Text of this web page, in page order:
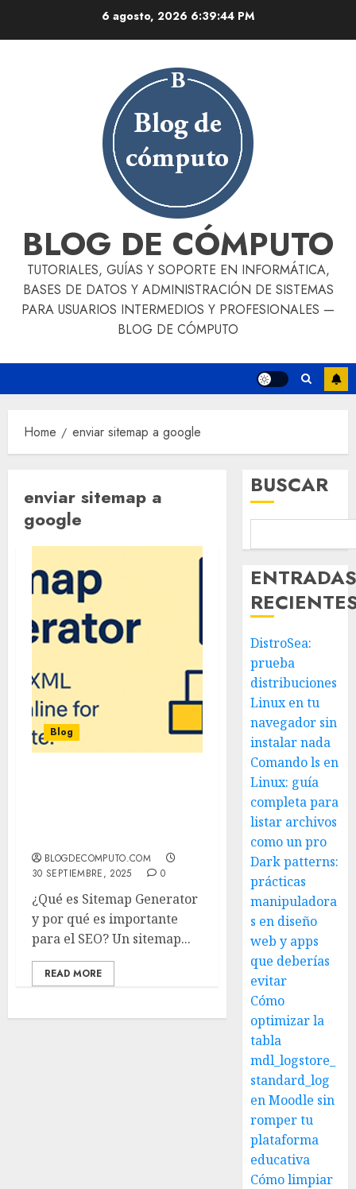
6 agosto, 2026 6:39:45 PM
BLOG DE CÓMPUTO
TUTORIALES, GUÍAS Y SOPORTE EN INFORMÁTICA,
BASES DE DATOS Y ADMINISTRACIÓN DE SISTEMAS
PARA USUARIOS INTERMEDIOS Y PROFESIONALES —
BLOG DE CÓMPUTO
Home enviar sitemap a google
enviar sitemap a
google
Blog
BLOGDECOMPUTO.COM
30 SEPTIEMBRE, 2025
0
¿Qué es Sitemap Generator
y por qué es importante
para el SEO? Un sitemap...
READ MORE
BUSCAR
DistroSea:
prueba
distribuciones
Linux en tu
navegador sin
instalar nada
Comando ls en
Linux: guía
completa para
listar archivos
como un pro
Dark patterns:
prácticas
manipuladora
s en diseño
web y apps
que deberías
evitar
Cómo
optimizar la
tabla
mdl_logstore_
standard_log
en Moodle sin
romper tu
plataforma
educativa
Cómo limpiar